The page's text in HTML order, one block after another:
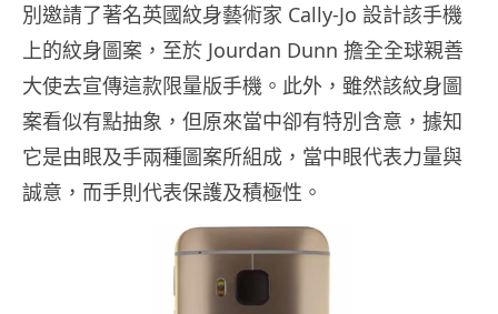
別邀請了著名英國紋身藝術家 Cally-Jo 設計該手機
上的紋身圖案，至於 Jourdan Dunn 擔全全球親善
大使去宣傳這款限量版手機。此外，雖然該紋身圖
案看似有點抽象，但原來當中卻有特別含意，據知
它是由眼及手兩種圖案所組成，當中眼代表力量與
誠意，而手則代表保護及積極性。